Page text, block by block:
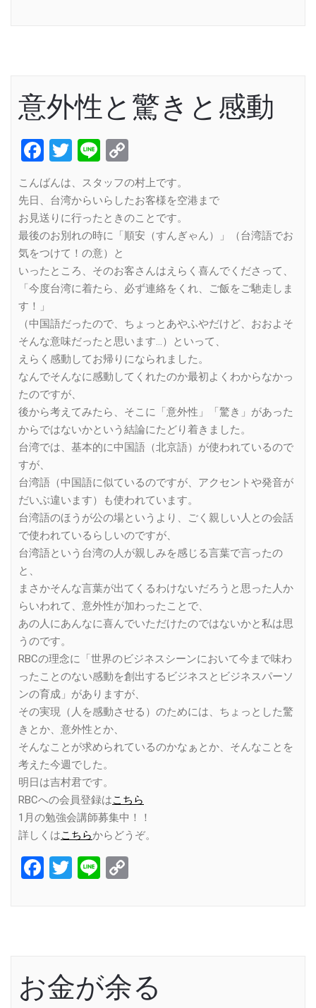
意外性と驚きと感動
Facebook
Twitter
Line
Link
こんばんは、スタッフの村上です。
先日、台湾からいらしたお客様を空港まで
お見送りに行ったときのことです。
最後のお別れの時に「順安（すんぎゃん）」（台湾語でお
気をつけて！の意）と
いったところ、そのお客さんはえらく喜んでくださって、
「今度台湾に着たら、必ず連絡をくれ、ご飯をご馳走しま
す！」
（中国語だったので、ちょっとあやふやだけど、おおよそ
そんな意味だったと思います…）といって、
えらく感動してお帰りになられました。
なんでそんなに感動してくれたのか最初よくわからなかっ
たのですが、
後から考えてみたら、そこに「意外性」「驚き」があった
からではないかという結論にたどり着きました。
台湾では、基本的に中国語（北京語）が使われているので
すが、
台湾語（中国語に似ているのですが、アクセントや発音が
だいぶ違います）も使われています。
台湾語のほうが公の場というより、ごく親しい人との会話
で使われているらしいのですが、
台湾語という台湾の人が親しみを感じる言葉で言ったの
と、
まさかそんな言葉が出てくるわけないだろうと思った人か
らいわれて、意外性が加わったことで、
あの人にあんなに喜んでいただけたのではないかと私は思
うのです。
RBCの理念に「世界のビジネスシーンにおいて今まで味わ
ったことのない感動を創出するビジネスとビジネスパーソ
ンの育成」がありますが、
その実現（人を感動させる）のためには、ちょっとした驚
きとか、意外性とか、
そんなことが求められているのかなぁとか、そんなことを
考えた今週でした。
明日は吉村君です。
RBCへの会員登録はこちら
1月の勉強会講師募集中！！
詳しくはこちらからどうぞ。
Facebook
Twitter
Line
お金が余る